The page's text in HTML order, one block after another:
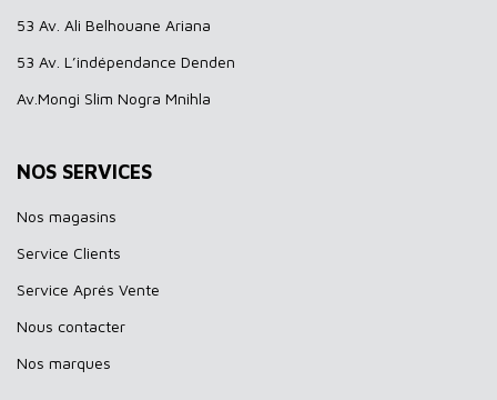
53 Av. Ali Belhouane Ariana
53 Av. L’indépendance Denden
Av.Mongi Slim Nogra Mnihla
NOS SERVICES
Nos magasins
Service Clients
Service Aprés Vente
Nous contacter
Nos marques